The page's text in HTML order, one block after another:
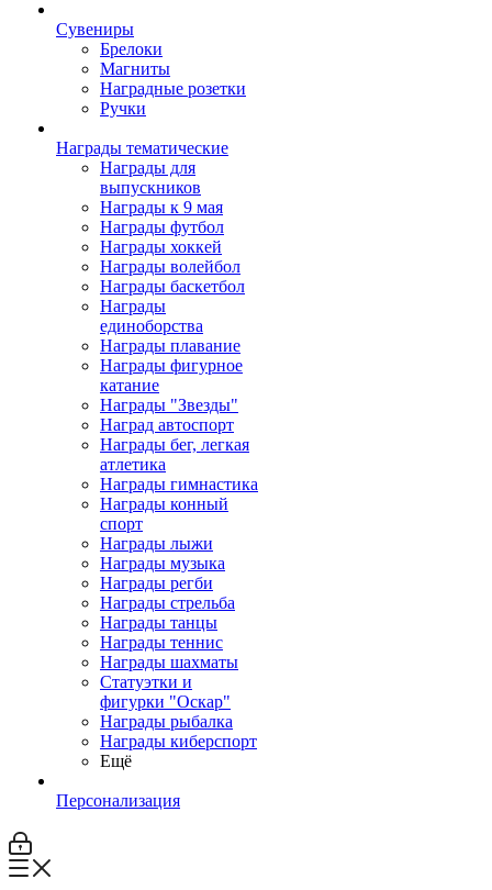
Сувениры
Брелоки
Магниты
Наградные розетки
Ручки
Награды тематические
Награды для
выпускников
Награды к 9 мая
Награды футбол
Награды хоккей
Награды волейбол
Награды баскетбол
Награды
единоборства
Награды плавание
Награды фигурное
катание
Награды "Звезды"
Наград автоспорт
Награды бег, легкая
атлетика
Награды гимнастика
Награды конный
спорт
Награды лыжи
Награды музыка
Награды регби
Награды стрельба
Награды танцы
Награды теннис
Награды шахматы
Статуэтки и
фигурки "Оскар"
Награды рыбалка
Награды киберспорт
Ещё
Персонализация